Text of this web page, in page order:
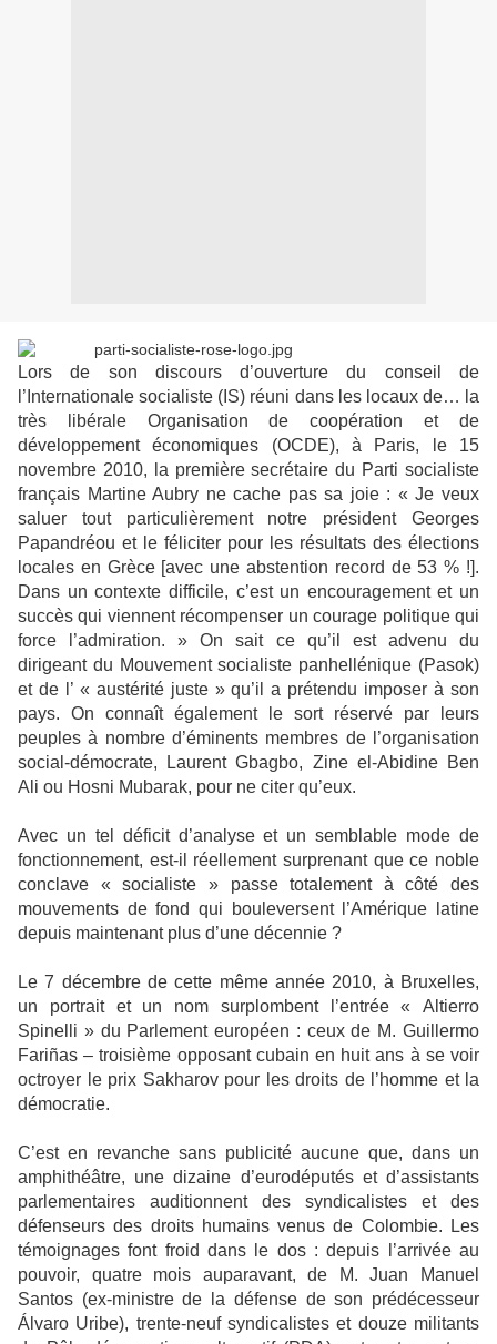
Lors de son discours d’ouverture du conseil de
l’Internationale socialiste (IS) réuni dans les locaux de… la
très libérale Organisation de coopération et de
développement économiques (OCDE), à Paris, le 15
novembre 2010, la première secrétaire du Parti socialiste
français Martine Aubry ne cache pas sa joie : « Je veux
saluer tout particulièrement notre président Georges
Papandréou et le féliciter pour les résultats des élections
locales en Grèce [avec une abstention record de 53 % !].
Dans un contexte difficile, c’est un encouragement et un
succès qui viennent récompenser un courage politique qui
force l’admiration. » On sait ce qu’il est advenu du
dirigeant du Mouvement socialiste panhellénique (Pasok)
et de l’ « austérité juste » qu’il a prétendu imposer à son
pays. On connaît également le sort réservé par leurs
peuples à nombre d’éminents membres de l’organisation
social-démocrate, Laurent Gbagbo, Zine el-Abidine Ben
Ali ou Hosni Mubarak, pour ne citer qu’eux.
Avec un tel déficit d’analyse et un semblable mode de
fonctionnement, est-il réellement surprenant que ce noble
conclave « socialiste » passe totalement à côté des
mouvements de fond qui bouleversent l’Amérique latine
depuis maintenant plus d’une décennie ?
Le 7 décembre de cette même année 2010, à Bruxelles,
un portrait et un nom surplombent l’entrée « Altierro
Spinelli » du Parlement européen : ceux de M. Guillermo
Fariñas – troisième opposant cubain en huit ans à se voir
octroyer le prix Sakharov pour les droits de l’homme et la
démocratie.
C’est en revanche sans publicité aucune que, dans un
amphithéâtre, une dizaine d’eurodéputés et d’assistants
parlementaires auditionnent des syndicalistes et des
défenseurs des droits humains venus de Colombie. Les
témoignages font froid dans le dos : depuis l’arrivée au
pouvoir, quatre mois auparavant, de M. Juan Manuel
Santos (ex-ministre de la défense de son prédécesseur
Álvaro Uribe), trente-neuf syndicalistes et douze militants